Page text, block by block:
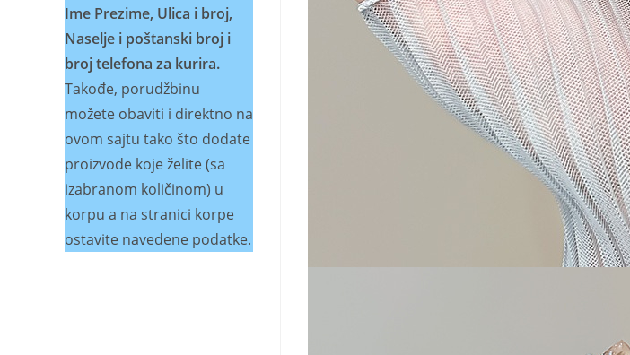
Ime Prezime, Ulica i broj,
Naselje i poštanski broj i
broj telefona za kurira.
Takođe, porudžbinu
možete obaviti i direktno na
ovom sajtu tako što dodate
proizvode koje želite (sa
izabranom količinom) u
korpu a na stranici korpe
ostavite navedene podatke.